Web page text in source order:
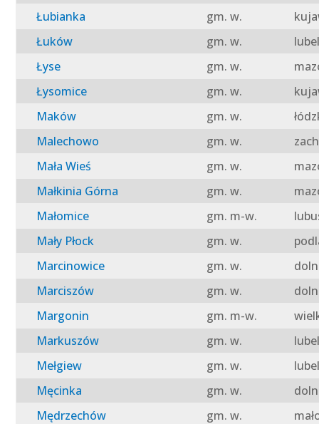
Łubianka
gm. w.
Łuków
gm. w.
Łyse
gm. w.
Łysomice
gm. w.
Maków
gm. w.
Malechowo
gm. w.
Mała Wieś
gm. w.
Małkinia Górna
gm. w.
Małomice
gm. m-w.
Mały Płock
gm. w.
Marcinowice
gm. w.
Marciszów
gm. w.
Margonin
gm. m-w.
Markuszów
gm. w.
Mełgiew
gm. w.
Męcinka
gm. w.
Mędrzechów
gm. w.